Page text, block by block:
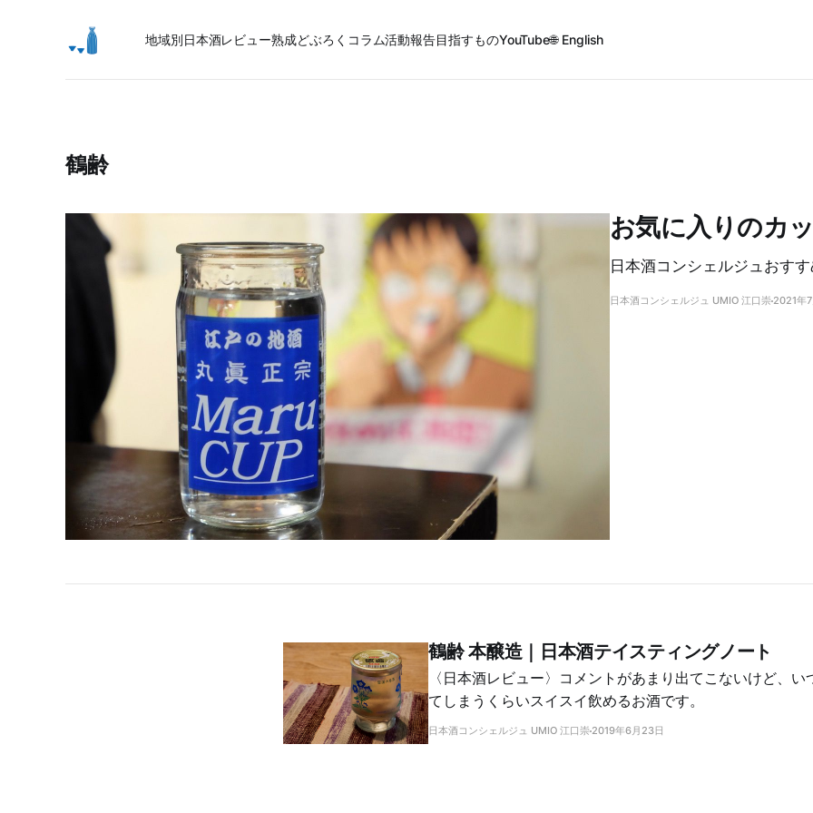
地域別日本酒レビュー熟成どぶろく コラム活動報告目指すものYouTube🌐 English
鶴齢
お気に入りのカ
日本酒コンシェルジュおす
日本酒コンシェルジュ UMIO 江口崇 2021年
鶴齢 本醸造｜日本酒テイスティングノート
〈日本酒レビュー〉コメントがあまり出てこないけど、い
てしまうくらいスイスイ飲めるお酒です。
日本酒コンシェルジュ UMIO 江口崇 2019年6月23日